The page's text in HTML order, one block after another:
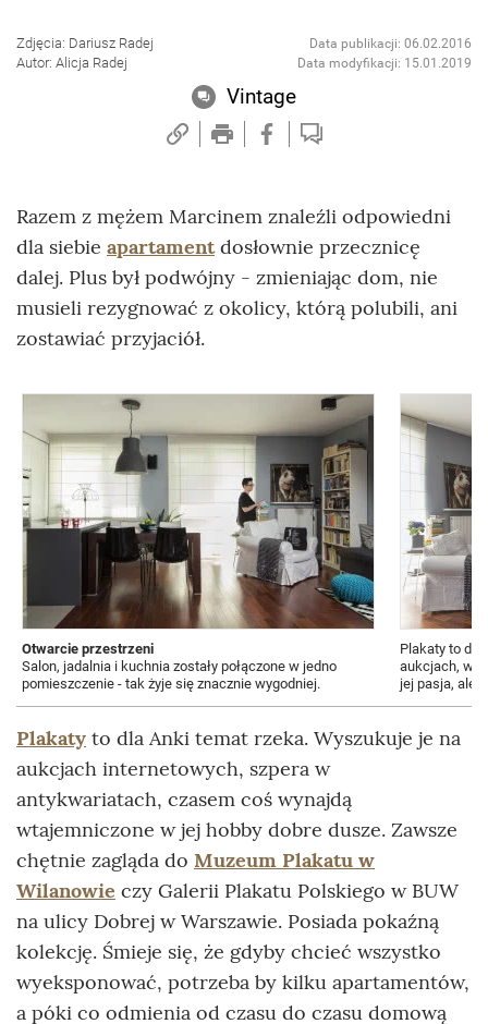
Zdjęcia: Dariusz Radej
Autor: Alicja Radej
Data publikacji: 06.02.2016
Data modyfikacji: 15.01.2019
Vintage
Razem z mężem Marcinem znaleźli odpowiedni
dla siebie apartamentdosłownie przecznicę
dalej. Plus był podwójny - zmieniając dom, nie
musieli rezygnować z okolicy, którą polubili, ani
zostawiać przyjaciół.
Otwarcie przestrzeni
Salon, jadalnia i kuchnia zostały połączone w jedno
pomieszczenie - tak żyje się znacznie wygodniej.
Plakaty to dla
aukcjach, w
jej pasja, ale i
Plakaty to dla Anki temat rzeka. Wyszukuje je na
aukcjach internetowych, szpera w
antykwariatach, czasem coś wynajdą
wtajemniczone w jej hobby dobre dusze. Zawsze
chętnie zagląda do Muzeum Plakatu w
Wilanowie czy Galerii Plakatu Polskiego w BUW
na ulicy Dobrej w Warszawie. Posiada pokaźną
kolekcję. Śmieje się, że gdyby chcieć wszystko
wyeksponować, potrzeba by kilku apartamentów,
a póki co odmienia od czasu do czasu domową